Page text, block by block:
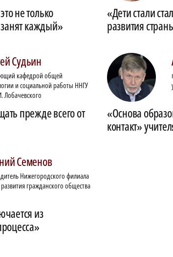
не только
каждый»
«Дети стали
развития
Судьин
кафедрой общей
и социальной работы ННГУ
Лобачевского
прежде всего от
«Основа
контакт»
Семенов
Нижегородского филиала
гражданского общества
из